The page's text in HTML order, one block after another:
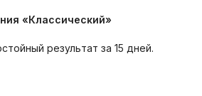
«Классический»
результат за 15 дней.